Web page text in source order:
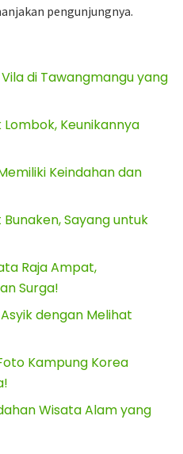
pengunjungnya.
di Tawangmangu yang
Keunikannya
Keindahan dan
Sayang untuk
Raja Ampat,
Surga!
dengan Melihat
Kampung Korea
Wisata Alam yang